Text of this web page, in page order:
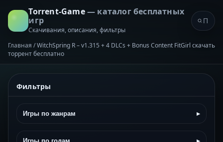
Torrent-Game— каталог бесплатных
игр
Скачивания, описания, фильтры
Главная /WitchSpring R – v1.315 + 4 DLCs + Bonus Content FitGirl скачать
торрент бесплатно
Фильтры
Игры по жанрам ▸